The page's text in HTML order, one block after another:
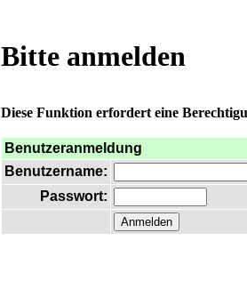
Bitte anmelden
Diese Funktion erfordert eine
Benutzeranmeldung
Benutzername:
Passwort: